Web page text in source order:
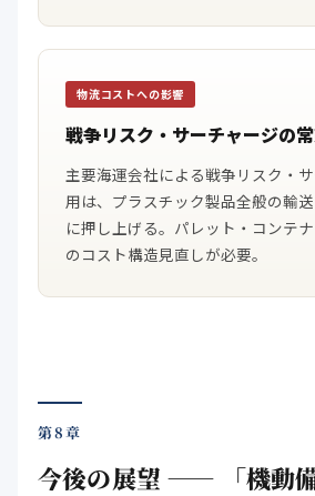
物流コストへの影響
戦争リスク・サーチャージの
主要海運会社による戦争リスク・
用は、プラスチック製品全般の輸
に押し上げる。パレット・コンテ
のコスト構造見直しが必要。
第8章
今後の展望 ―― 「機動